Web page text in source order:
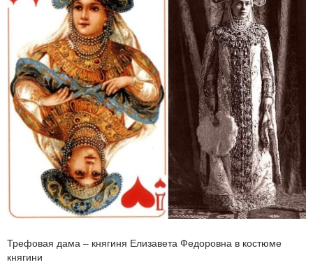
Трефовая дама – княгиня Елизавета Федоровна в костюме
княгини